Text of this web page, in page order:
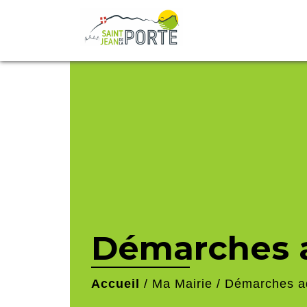
Accueil / Ma Mairie / Démarches